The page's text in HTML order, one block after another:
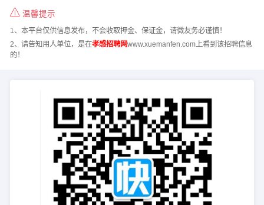
温馨提示
1、本平台仅供信息发布，不会收取押金、保证金，请微友务必谨慎！
2、请告知用人单位，是在孝感招聘网www.xuemanfen.com上看到该招聘信息
的！